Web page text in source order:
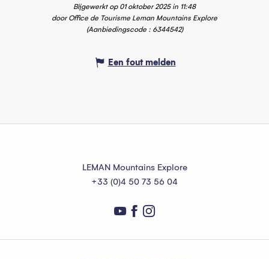
Bijgewerkt op 01 oktober 2025 in 11:48
door Office de Tourisme Leman Mountains Explore
(Aanbiedingscode : 6344542)
Een fout melden
LEMAN Mountains Explore
+33 (0)4 50 73 56 04